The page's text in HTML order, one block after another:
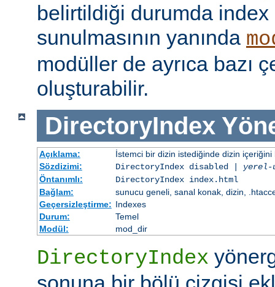
belirtildiği durumda index
sunulmasının yanında
modüller de ayrıca bazı
oluşturabilir.
DirectoryIndex
Açıklama:
İstemci bir dizin istediğinde dizin içeriğini
Sözdizimi:
DirectoryIndex disabled |
Öntanımlı:
DirectoryIndex index.html
Bağlam:
sunucu geneli, sanal konak, dizin,
Geçersizleştirme: Indexes
Durum:
Temel
Modül:
mod_dir
DirectoryIndex